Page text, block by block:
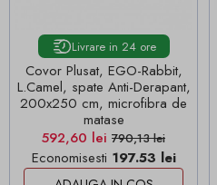
Livrare in 24 ore
Covor Plusat, EGO-Rabbit,
L.Camel, spate Anti-Derapant,
200x250 cm, microfibra de
matase
Pret
592,60 lei Pret de baza
790,13 lei
Economisesti 197.53 lei